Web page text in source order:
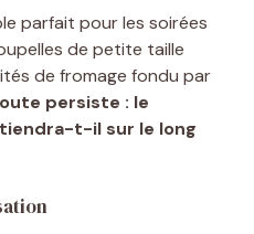
parfait pour les soirées
de petite taille
de fromage fondu par
persiste : le
t-il sur le long